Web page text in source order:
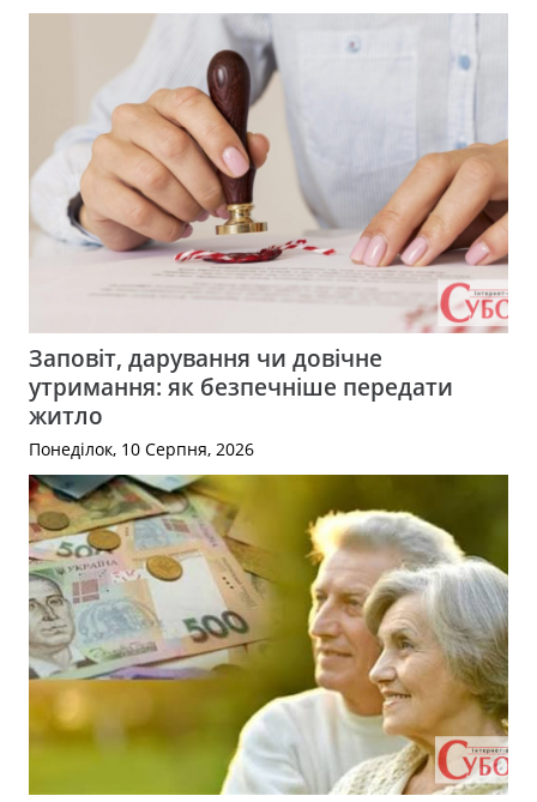
Заповіт, дарування чи довічне
утримання: як безпечніше передати
житло
Понеділок, 10 Серпня, 2026